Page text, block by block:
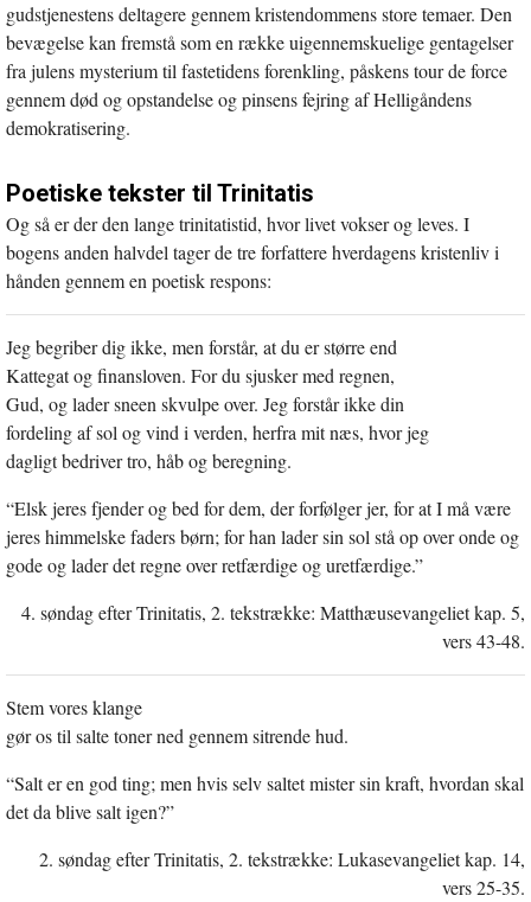
gudstjenestens deltagere gennem kristendommens store temaer. Den
bevægelse kan fremstå som en række uigennemskuelige gentagelser
fra julens mysterium til fastetidens forenkling, påskens tour de force
gennem død og opstandelse og pinsens fejring af Helligåndens
demokratisering.
Poetiske tekster til Trinitatis
Og så er der den lange trinitatistid, hvor livet vokser og leves. I
bogens anden halvdel tager de tre forfattere hverdagens kristenliv i
hånden gennem en poetisk respons:
Jeg begriber dig ikke, men forstår, at du er større end
Kattegat og finansloven. For du sjusker med regnen,
Gud, og lader sneen skvulpe over. Jeg forstår ikke din
fordeling af sol og vind i verden, herfra mit næs, hvor jeg
dagligt bedriver tro, håb og beregning.
“Elsk jeres fjender og bed for dem, der forfølger jer, for at I må være
jeres himmelske faders børn; for han lader sin sol stå op over onde og
gode og lader det regne over retfærdige og uretfærdige.”
4. søndag efter Trinitatis, 2. tekstrække: Matthæusevangeliet kap. 5,
vers 43-48.
Stem vores klange
gør os til salte toner ned gennem sitrende hud.
“Salt er en god ting; men hvis selv saltet mister sin kraft, hvordan skal
det da blive salt igen?”
2. søndag efter Trinitatis, 2. tekstrække: Lukasevangeliet kap. 14,
vers 25-35.